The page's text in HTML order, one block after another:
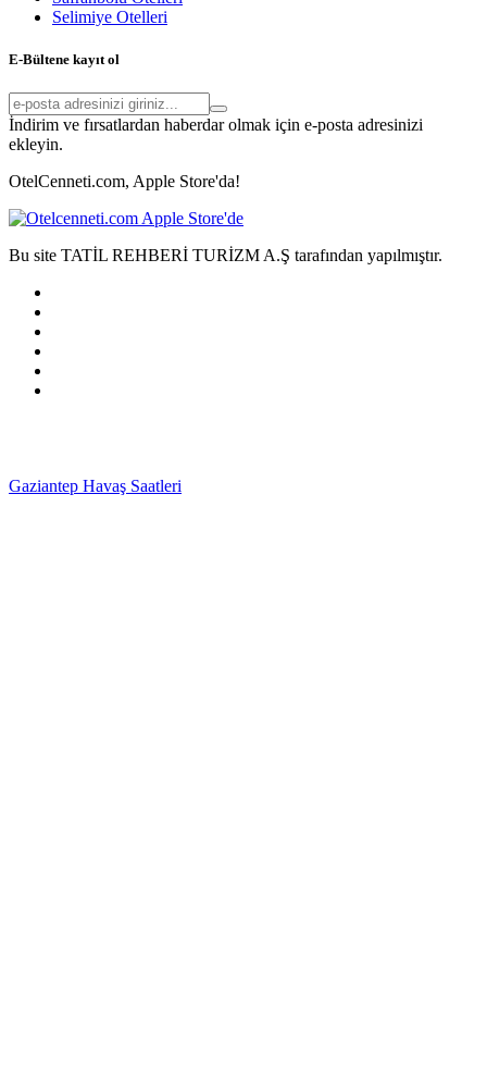
Selimiye Otelleri
E-Bültene kayıt ol
İndirim ve fırsatlardan haberdar olmak için e-posta adresinizi
ekleyin.
OtelCenneti.com, Apple Store'da!
Bu site TATİL REHBERİ TURİZM A.Ş tarafından yapılmıştır.
Gaziantep Havaş Saatleri